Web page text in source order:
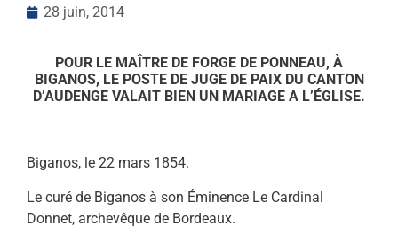
28 juin, 2014
POUR LE MAÎTRE DE FORGE DE PONNEAU, À
BIGANOS, LE POSTE DE JUGE DE PAIX DU CANTON
D’AUDENGE VALAIT BIEN UN MARIAGE A L’ÉGLISE.
Biganos, le 22 mars 1854.
Le curé de Biganos à son Éminence Le Cardinal
Donnet, archevêque de Bordeaux.